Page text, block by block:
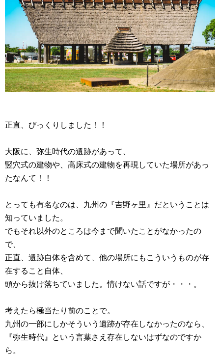
正直、びっくりしました！！
大阪に、弥生時代の遺跡があって、
竪穴式の建物や、高床式の建物を再現していた場所があっ
たなんて！！
とっても有名なのは、九州の『吉野ヶ里』だということは
知っていました。
でもそれ以外のところは今まで聞いたことがなかったの
で、
正直、遺跡自体を含めて、他の場所にもこういうものが存
在すること自体、
頭から抜け落ちていました。情けない話ですが・・・。
考えたら極当たり前のことで。
九州の一部にしかそういう遺跡が存在しなかったのなら、
『弥生時代』という言葉さえ存在しないはずなのですか
ら。